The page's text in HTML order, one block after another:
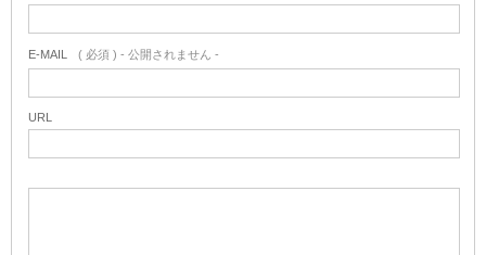
E-MAIL ( 必須 ) - 公開されません -
URL